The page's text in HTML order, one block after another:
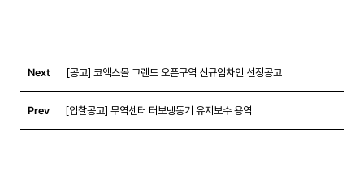
Next [공고] 코엑스몰 그랜드 오픈구역 신규임차인 선정공고
Prev [입찰공고] 무역센터 터보냉동기 유지보수 용역